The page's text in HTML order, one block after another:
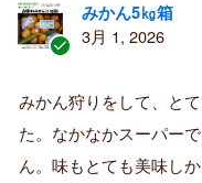
証
済
み
購
みかん5㎏箱
3月 1, 2026
みかん狩りをして、と
た。なかなかスーパー
ん。味もとても美味しか